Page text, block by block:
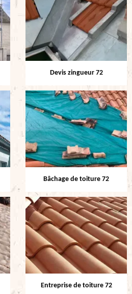
Devis zingueur 72
Bâchage de toiture 72
Entreprise de toiture 72